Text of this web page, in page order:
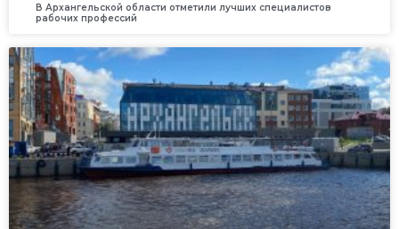
В Архангельской области отметили лучших специалистов
рабочих профессий